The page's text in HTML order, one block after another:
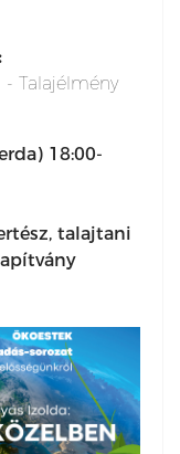
- Talajélmény
18:00-
talajtani